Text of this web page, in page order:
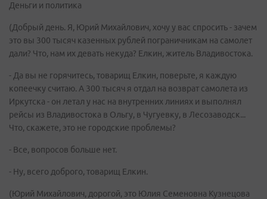
Деньги и политика
(Добрый день. Я, Юрий Михайлович, хочу у вас спросить - зачем
это вы 300 тысяч казенных рублей пограничникам на самолет
дали? Что, нам их девать некуда? Елкин, житель Владивостока.
- Да вы не горячитесь, товарищ Елкин, поверьте, я каждую
копеечку считаю. А 300 тысяч я отдал на возврат самолета из
Иркутска - он летал у нас на внутренних линиях и выполнял
рейсы из Владивостока в Ольгу, в Чугуевку, в Лесозаводск...
Что, скажете, это не городские проблемы?
- Все, вопросов больше нет.
- Ну, всего доброго, товарищ Елкин.
(Юрий Михайлович, дорогой, это Юлия Семеновна Кузнецова